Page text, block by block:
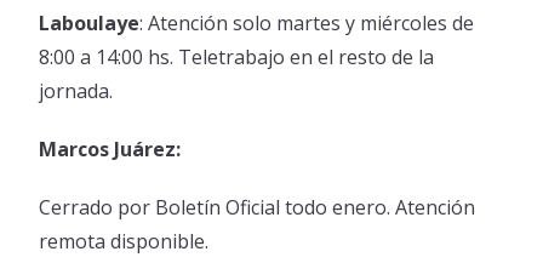
Laboulaye: Atención solo martes y miércoles de
8:00 a 14:00 hs. Teletrabajo en el resto de la
jornada.
Marcos Juárez:
Cerrado por Boletín Oficial todo enero. Atención
remota disponible.